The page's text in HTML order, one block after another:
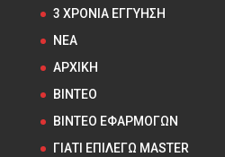
3 ΧΡΟΝΙΑ ΕΓΓΥΗΣΗ
NEA
ΑΡΧΙΚΗ
ΒΙΝΤΕΟ
ΒΙΝΤΕΟ ΕΦΑΡΜΟΓΩΝ
ΓΙΑΤΙ ΕΠΙΛΕΓΩ MASTER